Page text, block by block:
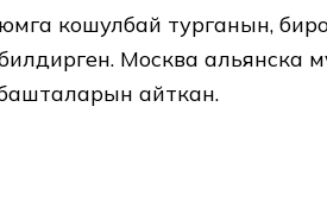
кошулбай турганын,
Москва альянска
айткан.